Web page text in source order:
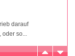
darauf
oder so...